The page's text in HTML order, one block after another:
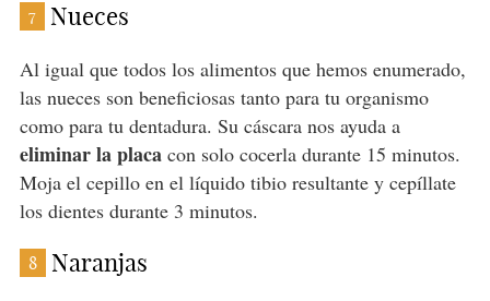
7 Nueces
Al igual que todos los alimentos que hemos enumerado,
las nueces son beneficiosas tanto para tu organismo
como para tu dentadura. Su cáscara nos ayuda a
eliminar la placacon solo cocerla durante 15 minutos.
Moja el cepillo en el líquido tibio resultante y cepíllate
los dientes durante 3 minutos.
8 Naranjas